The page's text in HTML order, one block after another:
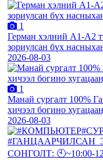
1
Герман хэлний А1-А2
зориулсан бүх
2026-08-03
1
Манай сургалт 100%
хичээл богино
2026-08-03